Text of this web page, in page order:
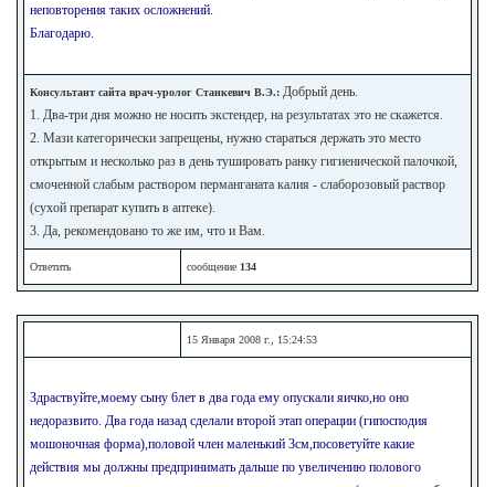
неповторения таких осложнений.
Благодарю.
Консультант сайта врач-уролог Станкевич В.Э.: Добрый день.
1. Два-три дня можно не носить экстендер, на результатах это не скажется.
2. Мази категорически запрещены, нужно стараться держать это место
открытым и несколько раз в день тушировать ранку гигиенической палочкой,
смоченной слабым раствором перманганата калия - слаборозовый раствор
(сухой препарат купить в аптеке).
3. Да, рекомендовано то же им, что и Вам.
Ответить сообщение 134
15 Января 2008 г., 15:24:53
Здраствуйте,моему сыну 6лет в два года ему опускали яичко,но оно
недоразвито. Два года назад сделали второй этап операции (гипосподия
мошоночная форма),половой член маленький 3см,посоветуйте какие
действия мы должны предпринимать дальше по увеличению полового